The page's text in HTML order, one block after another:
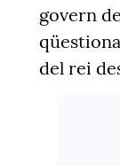
govern
del rei